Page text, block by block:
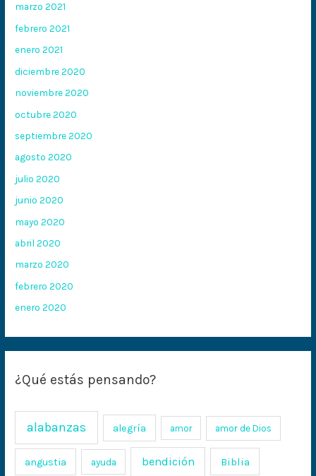
marzo 2021
febrero 2021
enero 2021
diciembre 2020
noviembre 2020
octubre 2020
septiembre 2020
agosto 2020
julio 2020
junio 2020
mayo 2020
abril 2020
marzo 2020
febrero 2020
enero 2020
¿Qué estás pensando?
alabanzas alegría amor amor de Dios
angustia ayuda bendición Biblia